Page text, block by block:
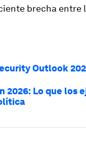
brecha entre
Outlook
2026: Lo que los